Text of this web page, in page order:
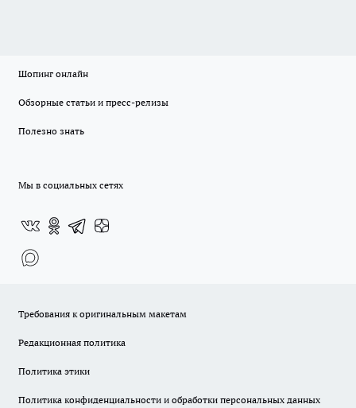
Шопинг онлайн
Обзорные статьи и пресс-релизы
Полезно знать
Мы в социальных сетях
Требования к оригинальным макетам
Редакционная политика
Политика этики
Политика конфиденциальности и обработки персональных данных